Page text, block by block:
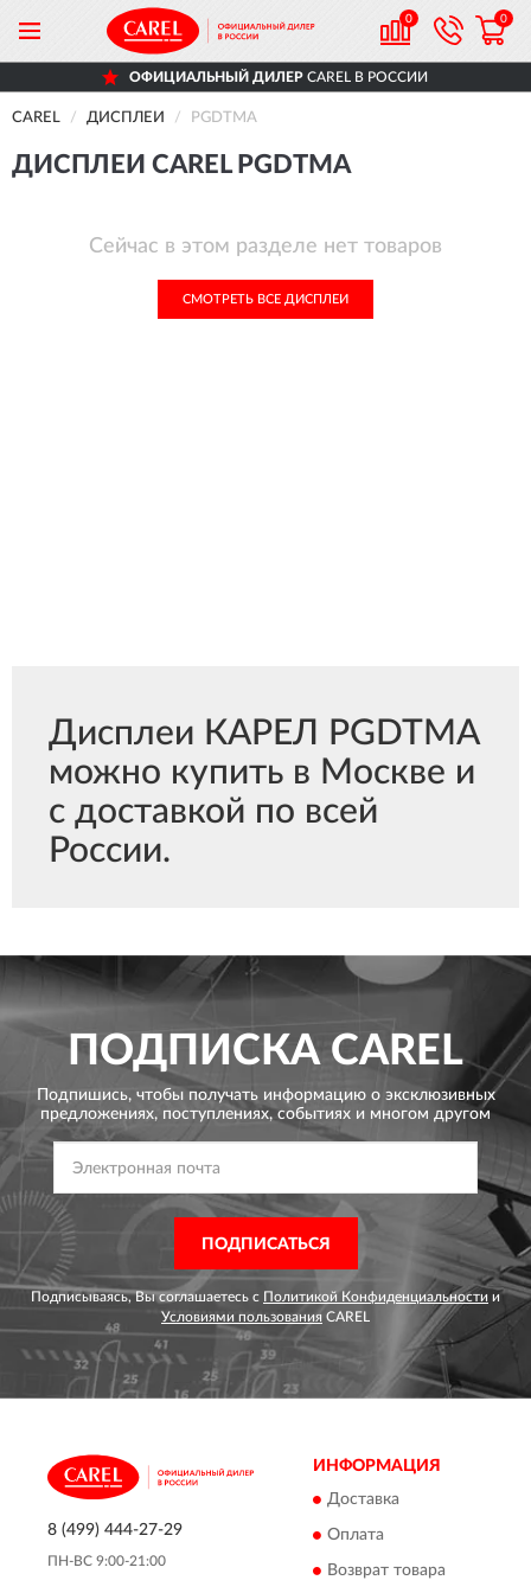
0 0
ОФИЦИАЛЬНЫЙ ДИЛЕРCAREL В РОССИИ
CAREL ДИСПЛЕИ PGDTMA
ДИСПЛЕИ CAREL PGDTMA
Сейчас в этом разделе нет товаров
СМОТРЕТЬ ВСЕ ДИСПЛЕИ
Дисплеи КАРЕЛ PGDTMA
можно купить в Москве и
с доставкой по всей
России.
ПОДПИСКА CAREL
Подпишись, чтобы получать информацию о эксклюзивных
предложениях, поступлениях, событиях и многом другом
ПОДПИСАТЬСЯ
Подписываясь, Вы соглашаетесь с Политикой Конфиденциальности и
Условиями пользования CAREL
8 (499) 444-27-29
ПН-ВС 9:00-21:00
ИНФОРМАЦИЯ
Доставка
Оплата
Возврат товара